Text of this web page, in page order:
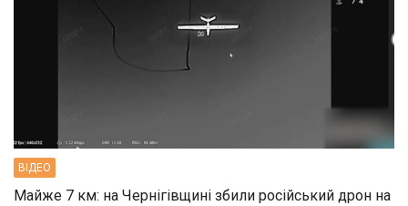
ВIДЕО
Майже 7 км: на Чернігівщині збили російський дрон на